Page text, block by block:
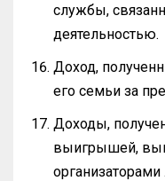
службы,
деятельностью.
Доход,
его семьи за
Доходы,
выигрышей,
организаторами